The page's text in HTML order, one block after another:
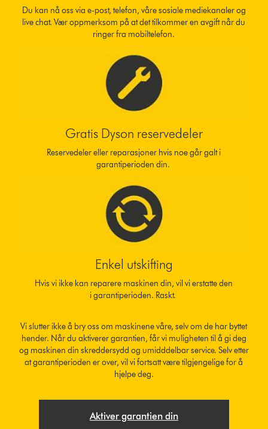
Du kan nå oss via e-post, telefon, våre sosiale mediekanaler og
live chat. Vær oppmerksom på at det tilkommer en avgift når du
ringer fra mobiltelefon.
Gratis Dyson reservedeler
Reservedeler eller reparasjoner hvis noe går galt i
garantiperioden din.
Enkel utskifting
Hvis vi ikke kan reparere maskinen din, vil vi erstatte den
i garantiperioden. Raskt.
Vi slutter ikke å bry oss om maskinene våre, selv om de har byttet
hender. Når du aktiverer garantien, får vi muligheten til å gi deg
og maskinen din skreddersydd og umidddelbar service. Selv etter
at garantiperioden er over, vil vi fortsatt være tilgjengelige for å
hjelpe deg.
Aktiver garantien din